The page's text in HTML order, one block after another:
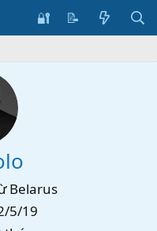
🔐 📝
Belarus
5/19